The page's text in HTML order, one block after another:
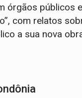
órgãos públicos
com relatos
a sua nova